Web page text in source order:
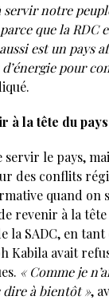
servir notre
que la RDC
est un pays
pour
à la tête du pays
le pays,
des conflits
quand on
revenir à la
la SADC, en tant
Kabila avait
« Comme je
dire à bientôt »,